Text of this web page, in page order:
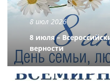
8 июл 2026
8 июля –
верности